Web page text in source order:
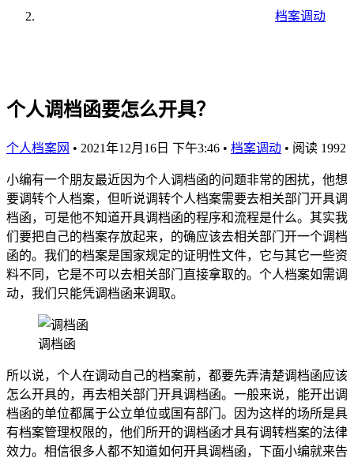
档案调动
个人调档函要怎么开具？
个人档案网 • 2021年12月16日 下午3:46 • 档案调动 • 阅读 1992
小编有一个朋友最近因为个人调档函的问题非常的困扰，他想
要调转个人档案，但听说调转个人档案需要去相关部门开具调
档函，可是他不知道开具调档函的程序和流程是什么。其实我
们要把自己的档案存放起来，的确应该去相关部门开一个调档
函的。我们的档案是国家规定的证明性文件，它与其它一些资
料不同，它是不可以去相关部门直接拿取的。个人档案如需调
动，我们只能凭调档函来调取。
调档函
所以说，个人在调动自己的档案前，都要先弄清楚调档函应该
怎么开具的，再去相关部门开具调档函。一般来说，能开出调
档函的单位都属于公立单位或国有部门。因为这样的场所是具
有档案管理权限的，他们所开的调档函才具有调转档案的法律
效力。相信很多人都不知道如何开具调档函，下面小编就来告